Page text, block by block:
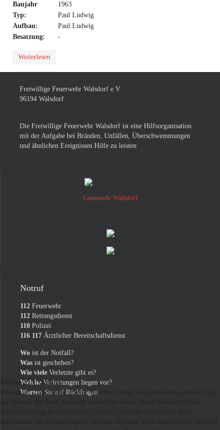
Baujahr
1963
Typ:
Paul Ludwig
Aufbau:
Paul Ludwig
Besatzung:
-
Weiterlesen
Freiwillige Feuerwehr Walsdorf e.V.
96194 Walsdorf
Die Freiwillige Feuerwehr Walsdorf ist eine Hilfsorganisation
mit der Aufgabe bei Bränden, Unfällen, Überschwemmungen
und ähnlichen Ereignissen Hilfe zu leisten
Gemeinde Walsdorf
Notruf
112 Feuerwehr
112 Rettungsdienst
110 Polizei
116 117 Ärztlicher Bereitschaftsdienst
Wo ist der Notfall?
Was ist geschehen?
Wie viele Verletzte gibt es?
Welche Verletzungen liegen vor?
Warten Sie auf Rückfragen!
Wir benutzen Cookies
Wir nutzen Cookies auf unserer Website. Einige von ihnen sind essenziell für